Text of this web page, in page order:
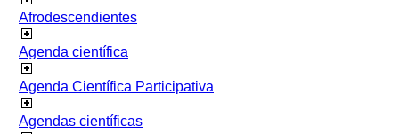
Afrodescendientes
Agenda científica
Agenda Científica Participativa
Agendas científicas